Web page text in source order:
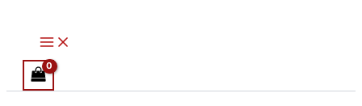
content
Deluxe
JAUDA
Ls